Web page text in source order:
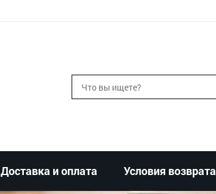
Доставка и оплата Условия возврата